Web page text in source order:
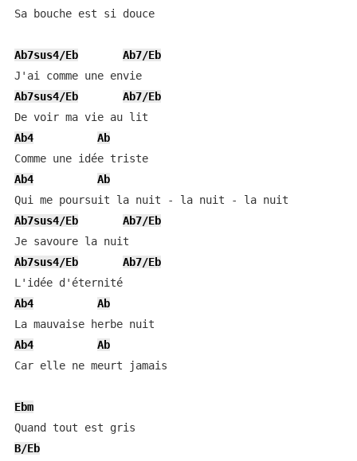
Sa bouche est si douce
Ab7sus4/Eb
Ab7/Eb
J'ai comme une envie
Ab7sus4/Eb
Ab7/Eb
Ab4
Ab
Comme une idée triste
Ab4
Ab
Ab7sus4/Eb
Ab7/Eb
Ab7sus4/Eb
Ab7/Eb
L'idée d'éternité
Ab4
Ab
Ab4
Ab
Car elle ne meurt jamais
Ebm
B/Eb